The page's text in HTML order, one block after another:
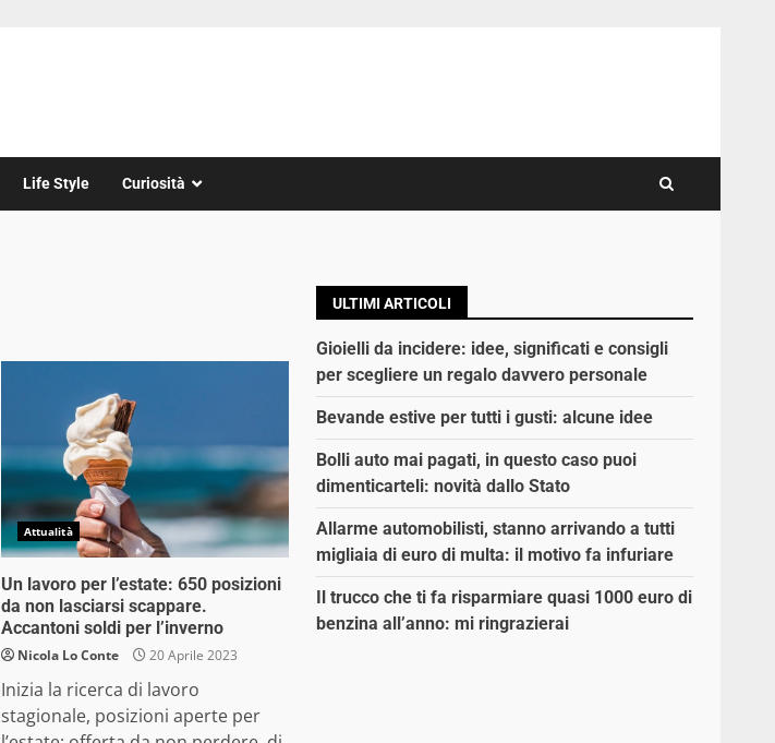
Life Style Curiosità
Attualità
Un lavoro per l’estate: 650 posizioni
da non lasciarsi scappare.
Accantoni soldi per l’inverno
Nicola Lo Conte 20 Aprile 2023
Inizia la ricerca di lavoro
stagionale, posizioni aperte per
ULTIMI ARTICOLI
Gioielli da incidere: idee, significati e consigli
per scegliere un regalo davvero personale
Bevande estive per tutti i gusti: alcune idee
Bolli auto mai pagati, in questo caso puoi
dimenticarteli: novità dallo Stato
Allarme automobilisti, stanno arrivando a tutti
migliaia di euro di multa: il motivo fa infuriare
Il trucco che ti fa risparmiare quasi 1000 euro di
benzina all’anno: mi ringrazierai